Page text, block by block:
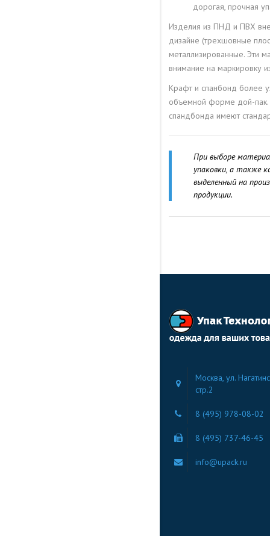
ПРИМЕНЕНИЕ ЗИП-ЛОК
ПАКЕТОВ В
ПРИМЕНЕНИЕ ЗИП-ЛОК
ПАКЕТОВ В ХИМИЧЕСКОМ
ПРОИЗВОДСТВЕ
дорогая, прочная
Изделия из ПНД и ПВХ
дизайне (трехшовные
металлизированные. Эти
внимание на маркировку
Крафт и спанбонд более
объемной форме дой-пак.
спандбонда имеют
При выборе
упаковки, а также
выделенный на
продукции.
Москва, ул.
стр.2
8 (495) 978-08-02
8 (495) 737-46-45
info@upack.ru